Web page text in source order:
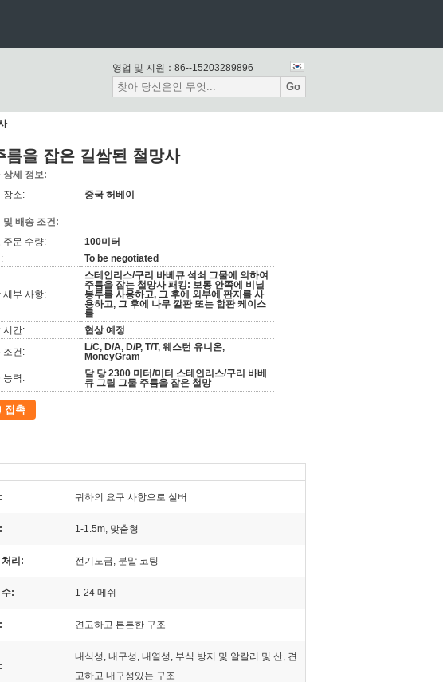
영업 및 지원： 86--15203289896
Go
을 잡은 길쌈된 철망사
상세 정보:
장소:
중국 허베이
및 배송 조건:
주문 수량:
100미터
To be negotiated
세부 사항:
스테인리스/구리 바베큐 석쇠 그물에 의하여
주름을 잡는 철망사 패킹: 보통 안쪽에 비닐
봉투를 사용하고, 그 후에 외부에 판지를 사
용하고, 그 후에 나무 깔판 또는 합판 케이스
를
시간:
협상 예정
조건:
L/C, D/A, D/P, T/T, 웨스턴 유니온,
MoneyGram
능력:
달 당 2300 미터/미터 스테인리스/구리 바베
큐 그릴 그물 주름을 잡은 철망
접촉
귀하의 요구 사항으로 실버
1-1.5m, 맞춤형
처리: 전기도금, 분말 코팅
: 1-24 메쉬
견고하고 튼튼한 구조
내식성, 내구성, 내열성, 부식 방지 및 알칼리 및 산, 견
고하고 내구성있는 구조